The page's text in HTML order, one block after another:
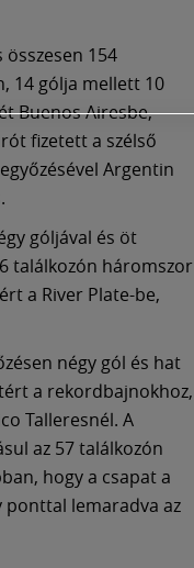
154
14 gólja mellett 10
Buenos Airesbe,
fizetett a szélső
Argentin
góljával és öt
találkozón háromszor
a River Plate-be,
négy gól és hat
a rekordbajnokhoz,
Talleresnél. A
az 57 találkozón
hogy a csapat a
ponttal lemaradva az